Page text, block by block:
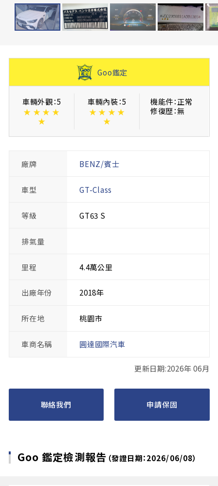
Goo鑑定
車輛外觀：5
★ ★ ★ ★
★
車輛內裝：5
★ ★ ★ ★
★
機能件：正常
修復歴：無
廠牌 BENZ/賓士
車型 GT-Class
等級 GT63 S
排氣量
里程 4.4萬公里
出廠年份 2018年
所在地 桃園市
車商名稱 圓達國際汽車
更新日期:2026年 06月
聯絡我們 申請保固
Goo 鑑定檢測報告 （發證日期：2026/06/08）